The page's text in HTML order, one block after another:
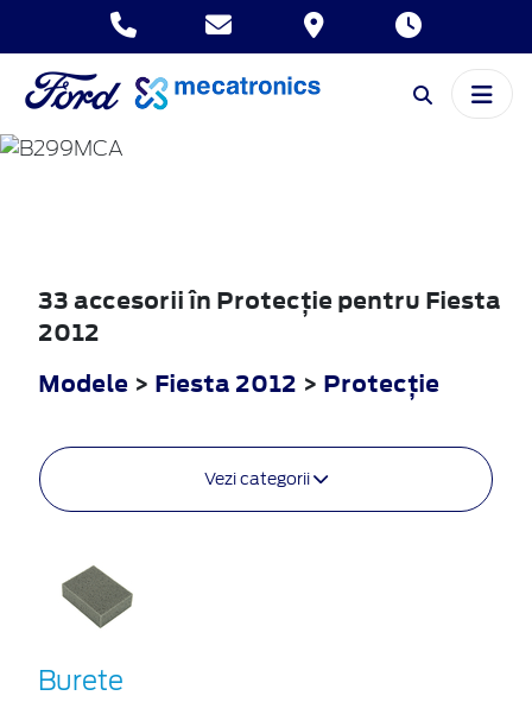
FIESTA
33 accesorii în Protecţie pentru Fiesta
2012
Modele > Fiesta 2012 > Protecţie
Vezi categorii
Burete